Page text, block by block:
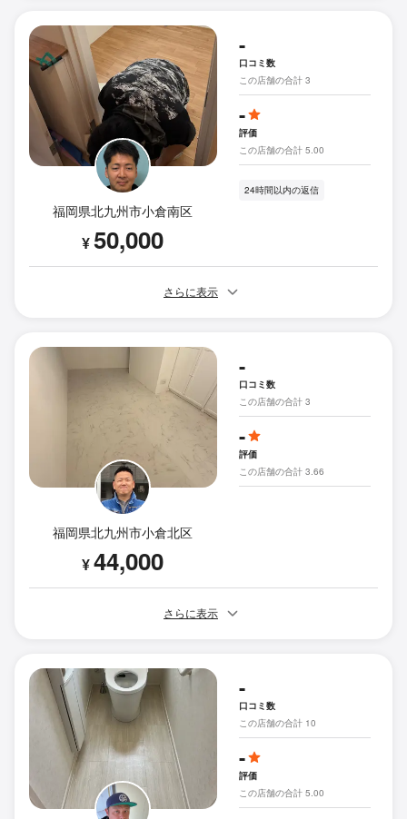
福岡県北九州市小倉南区
¥50,000
-
口コミ数
この店舗の合計 3
-
評価
この店舗の合計 5.00
24時間以内の返信
さらに表示
福岡県北九州市小倉北区
¥44,000
-
口コミ数
この店舗の合計 3
-
評価
この店舗の合計 3.66
さらに表示
-
口コミ数
この店舗の合計 10
-
評価
この店舗の合計 5.00